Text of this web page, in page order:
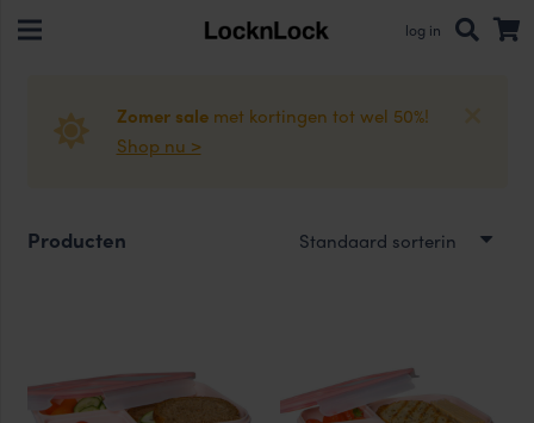
log in
Zomer salemet kortingen tot wel 50%!
Shop nu >
Producten